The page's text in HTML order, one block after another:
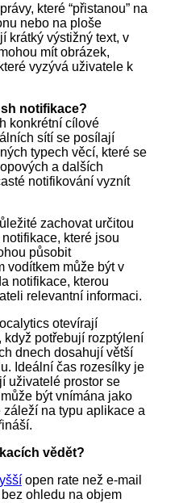
které “přistanou” na
nebo na ploše
krátký výstižný text, v
mít obrázek,
vyzývá uživatele k
notifikace?
konkrétní cílové
sítí se posílají
typech věcí, které se
a dalších
notifikování vyznít
zachovat určitou
které jsou
působit
vodítkem může být v
notifikace, kterou
relevantní informaci.
otevírají
potřebují rozptýlení
dnech dosahují větší
Ideální čas rozesílky je
uživatelé prostor se
být vnímána jako
na typu aplikace a
vědět?
open rate než e-mail
ohledu na objem